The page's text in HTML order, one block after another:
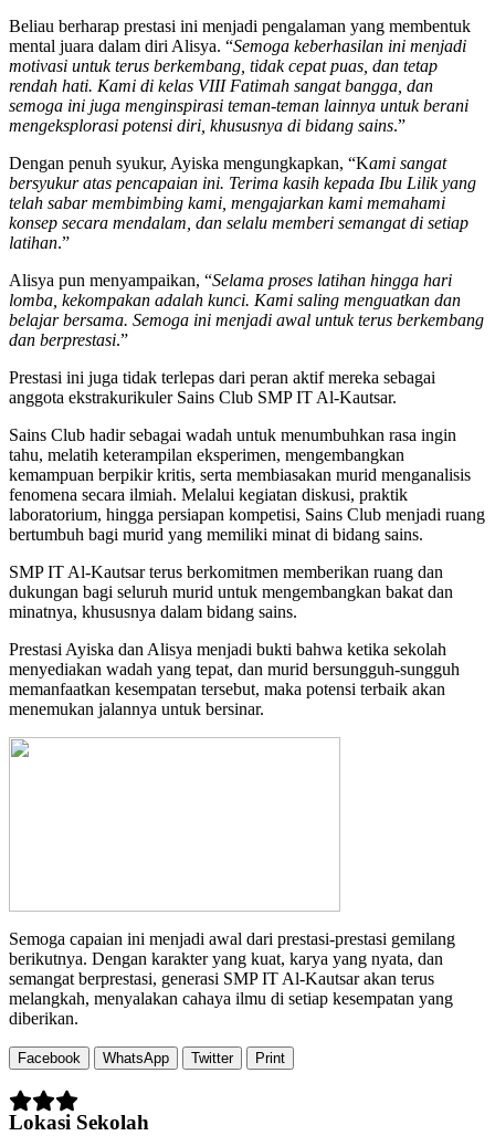
Beliau berharap prestasi ini menjadi pengalaman yang membentuk
mental juara dalam diri Alisya. “Semoga keberhasilan ini menjadi
motivasi untuk terus berkembang, tidak cepat puas, dan tetap
rendah hati. Kami di kelas VIII Fatimah sangat bangga, dan
semoga ini juga menginspirasi teman-teman lainnya untuk berani
mengeksplorasi potensi diri, khususnya di bidang sains.”
Dengan penuh syukur, Ayiska mengungkapkan, “Kami sangat
bersyukur atas pencapaian ini. Terima kasih kepada Ibu Lilik yang
telah sabar membimbing kami, mengajarkan kami memahami
konsep secara mendalam, dan selalu memberi semangat di setiap
latihan.”
Alisya pun menyampaikan, “Selama proses latihan hingga hari
lomba, kekompakan adalah kunci. Kami saling menguatkan dan
belajar bersama. Semoga ini menjadi awal untuk terus berkembang
dan berprestasi.”
Prestasi ini juga tidak terlepas dari peran aktif mereka sebagai
anggota ekstrakurikuler Sains Club SMP IT Al-Kautsar.
Sains Club hadir sebagai wadah untuk menumbuhkan rasa ingin
tahu, melatih keterampilan eksperimen, mengembangkan
kemampuan berpikir kritis, serta membiasakan murid menganalisis
fenomena secara ilmiah. Melalui kegiatan diskusi, praktik
laboratorium, hingga persiapan kompetisi, Sains Club menjadi ruang
bertumbuh bagi murid yang memiliki minat di bidang sains.
SMP IT Al-Kautsar terus berkomitmen memberikan ruang dan
dukungan bagi seluruh murid untuk mengembangkan bakat dan
minatnya, khususnya dalam bidang sains.
Prestasi Ayiska dan Alisya menjadi bukti bahwa ketika sekolah
menyediakan wadah yang tepat, dan murid bersungguh-sungguh
memanfaatkan kesempatan tersebut, maka potensi terbaik akan
menemukan jalannya untuk bersinar.
Semoga capaian ini menjadi awal dari prestasi-prestasi gemilang
berikutnya. Dengan karakter yang kuat, karya yang nyata, dan
semangat berprestasi, generasi SMP IT Al-Kautsar akan terus
melangkah, menyalakan cahaya ilmu di setiap kesempatan yang
diberikan.
Facebook WhatsApp Twitter Print
Lokasi Sekolah